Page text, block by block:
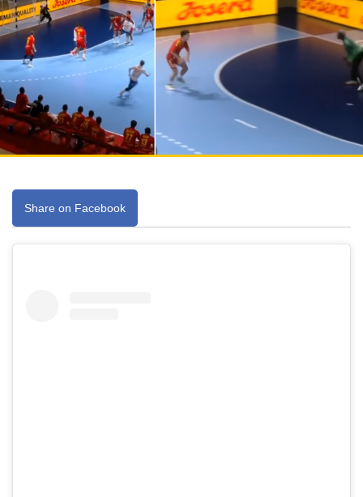
Share on Facebook